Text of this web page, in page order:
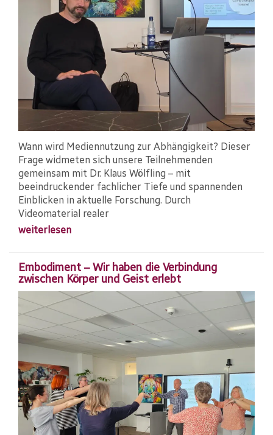
Wann wird Mediennutzung zur Abhängigkeit? Dieser
Frage widmeten sich unsere Teilnehmenden
gemeinsam mit Dr. Klaus Wölfling – mit
beeindruckender fachlicher Tiefe und spannenden
Einblicken in aktuelle Forschung. Durch
Videomaterial realer
weiterlesen
Embodiment – Wir haben die Verbindung
zwischen Körper und Geist erlebt